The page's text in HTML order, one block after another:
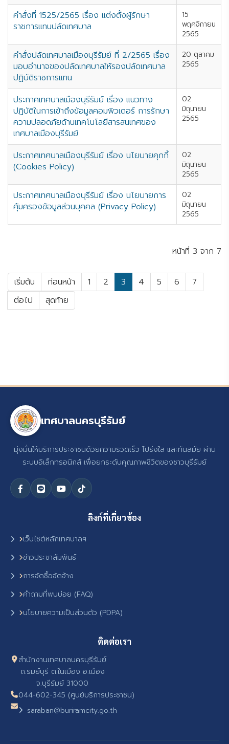
คำสั่งที่ 1525/2565 เรื่อง แต่งตั้งผู้รักษา
ราชการแทนปลัดเทศบาล
15
พฤศจิกายน
2565
คำสั่งปลัดเทศบาลเมืองบุรีรัมย์ ที่ 2/2565 เรื่อง
มอบอำนาจของปลัดเทศบาลให้รองปลัดเทศบาล
ปฏิบัติราชการแทน
20 ตุลาคม
2565
ประกาศเทศบาลเมืองบุรีรัมย์ เรื่อง แนวทาง
ปฏิบัติในการเข้าถึงข้อมูลคอมพิวเตอร์ การรักษา
ความปลอดภัยด้านเทคโนโลยีสารสนเทศของ
เทศบาลเมืองบุรีรัมย์
02
มิถุนายน
2565
ประกาศเทศบาลเมืองบุรีรัมย์ เรื่อง นโยบายคุกกี้
(Cookies Policy)
02
มิถุนายน
2565
ประกาศเทศบาลเมืองบุรีรัมย์ เรื่อง นโยบายการ
คุ้มครองข้อมูลส่วนบุคคล (Privacy Policy)
02
มิถุนายน
2565
หน้าที่ 3 จาก 7
เริ่มต้น ก่อนหน้า 1 2 3 4 5 6
7
ต่อไป
สุดท้าย
เทศบาลนครบุรีรัมย์
มุ่งมั่นให้บริการประชาชนด้วยความรวดเร็ว โปร่งใส และทันสมัย ผ่าน
ระบบอิเล็กทรอนิกส์ เพื่อยกระดับคุณภาพชีวิตของชาวบุรีรัมย์
ลิงก์ที่เกี่ยวข้อง
เว็บไซต์หลักเทศบาลฯ
ข่าวประชาสัมพันธ์
การจัดซื้อจัดจ้าง
คำถามที่พบบ่อย (FAQ)
นโยบายความเป็นส่วนตัว (PDPA)
ติดต่อเรา
สำนักงานเทศบาลนครบุรีรัมย์
ถ.รมย์บุรี ต.ในเมือง อ.เมือง
จ.บุรีรัมย์ 31000
044-602-345 (ศูนย์บริการประชาชน)
saraban@buriramcity.go.th